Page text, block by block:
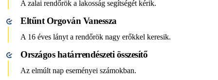
A zalai rendőrök a lakosság segítségét kérik.
Eltűnt Orgován Vanessza
A 16 éves lányt a rendőrök nagy erőkkel keresik.
Országos határrendészeti összesítő
Az elmúlt nap eseményei számokban.